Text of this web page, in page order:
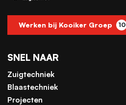
Werken bij Kooiker Groep 10
SNEL NAAR
Zuigtechniek
Blaastechniek
Projecten